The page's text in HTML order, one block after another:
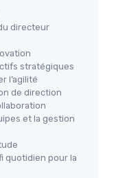
directeur
stratégiques
l’agilité
de direction
et la gestion
quotidien pour la